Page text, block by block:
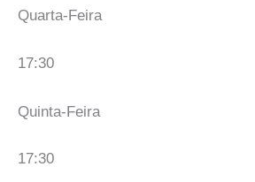
Quarta-Feira
17:30
Quinta-Feira
17:30